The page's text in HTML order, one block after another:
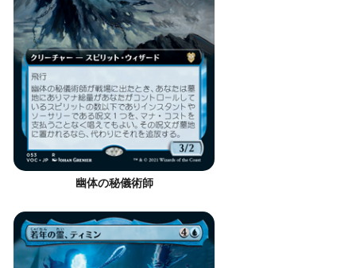
幽体の秘儀術師